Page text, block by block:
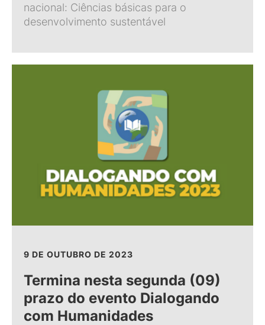
nacional: Ciências básicas para o
desenvolvimento sustentável
9 DE OUTUBRO DE 2023
Termina nesta segunda (09)
prazo do evento Dialogando
com Humanidades